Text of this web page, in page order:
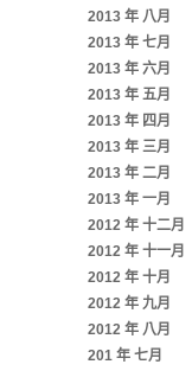
2013 年 八月
2013 年 七月
2013 年 六月
2013 年 五月
2013 年 四月
2013 年 三月
2013 年 二月
2013 年 一月
2012 年 十二月
2012 年 十一月
2012 年 十月
2012 年 九月
2012 年 八月
201 年 七月